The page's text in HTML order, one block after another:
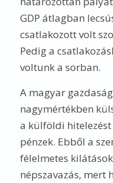
GDP átlagban
csatlakozott volt
Pedig a
voltunk a sorban.
A magyar
nagymértékben
a külföldi
pénzek. Ebből a
félelmetes
népszavazás, mert